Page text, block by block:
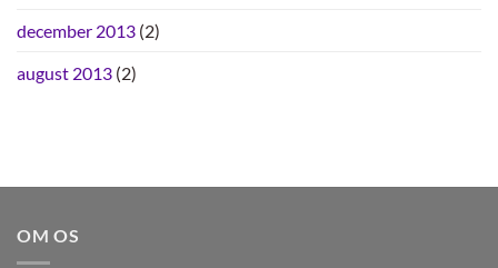
december 2013 (2)
august 2013 (2)
OM OS